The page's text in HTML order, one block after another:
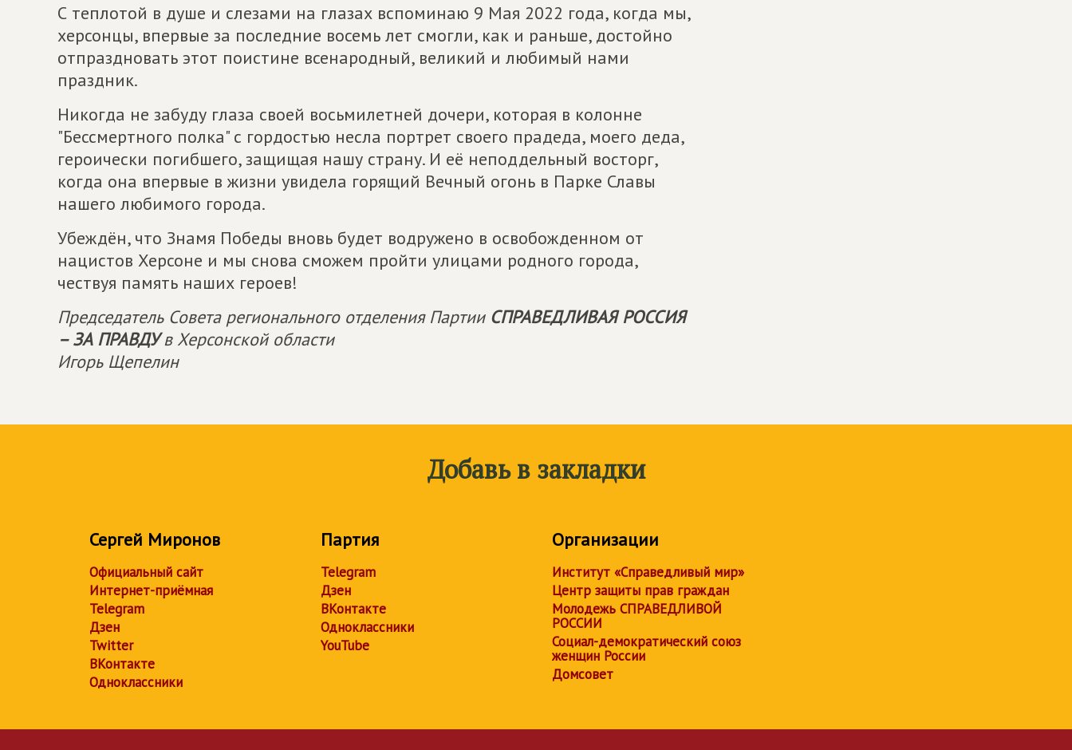
С теплотой в душе и слезами на глазах вспоминаю 9 Мая 2022 года, когда мы,
херсонцы, впервые за последние восемь лет смогли, как и раньше, достойно
отпраздновать этот поистине всенародный, великий и любимый нами
праздник.
Никогда не забуду глаза своей восьмилетней дочери, которая в колонне
"Бессмертного полка" с гордостью несла портрет своего прадеда, моего деда,
героически погибшего, защищая нашу страну. И её неподдельный восторг,
когда она впервые в жизни увидела горящий Вечный огонь в Парке Славы
нашего любимого города.
Убеждён, что Знамя Победы вновь будет водружено в освобожденном от
нацистов Херсоне и мы снова сможем пройти улицами родного города,
чествуя память наших героев!
Председатель Совета регионального отделения Партии СПРАВЕДЛИВАЯ РОССИЯ
– ЗА ПРАВДУв Херсонской области
Игорь Щепелин
Добавь в закладки
Сергей Миронов
Официальный сайт
Интернет-приёмная
Telegram
Дзен
Twitter
ВКонтакте
Одноклассники
Партия
Telegram
Дзен
ВКонтакте
Одноклассники
YouTube
Организации
Институт «Справедливый мир»
Центр защиты прав граждан
Молодежь СПРАВЕДЛИВОЙ
РОССИИ
Социал-демократический союз
женщин России
Домсовет